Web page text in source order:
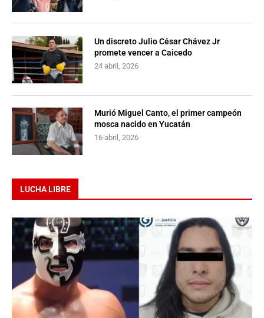
Un discreto Julio César Chávez Jr
promete vencer a Caicedo
24 abril, 2026
Murió Miguel Canto, el primer campeón
mosca nacido en Yucatán
16 abril, 2026
LUCHA LIBRE